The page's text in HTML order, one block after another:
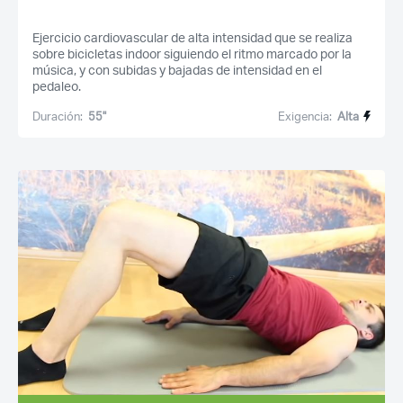
Ejercicio cardiovascular de alta intensidad que se realiza
sobre bicicletas indoor siguiendo el ritmo marcado por la
música, y con subidas y bajadas de intensidad en el
pedaleo.
Duración: 55'' Exigencia: Alta